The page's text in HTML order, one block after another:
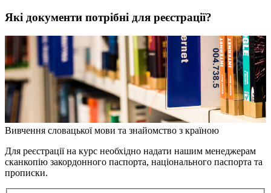
Які документи потрібні для реєстрації?
Вивчення словацької мови та знайомство з країною
Для реєстрації на курс необхідно надати нашим менеджерам
сканкопію закордонного паспорта, національного паспорта та
прописки.